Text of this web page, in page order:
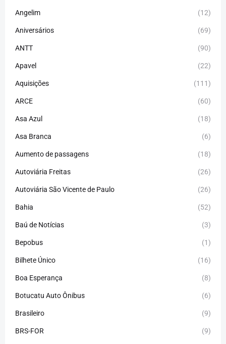
Angelim (12)
Aniversários (69)
ANTT (90)
Apavel (22)
Aquisições (111)
ARCE (60)
Asa Azul (18)
Asa Branca (6)
Aumento de passagens (18)
Autoviária Freitas (26)
Autoviária São Vicente de Paulo (26)
Bahia (52)
Baú de Notícias (3)
Bepobus (1)
Bilhete Único (16)
Boa Esperança (8)
Botucatu Auto Ônibus (6)
Brasileiro (9)
BRS-FOR (9)